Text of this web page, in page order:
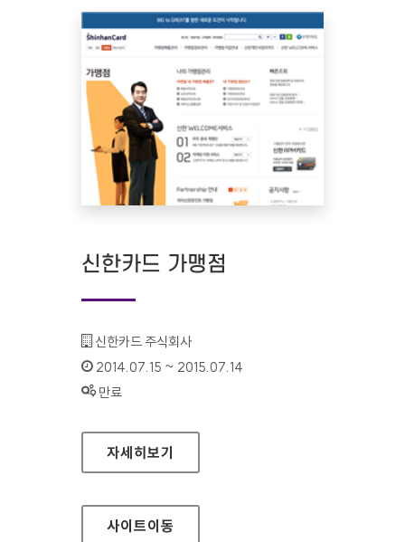
신한카드 가맹점
기관명 :
신한카드 주식회사
인증기간 :
2014.07.15 ~ 2015.07.14
상태 :
만료
신한카드 가맹점
자세히보기
사이트이동